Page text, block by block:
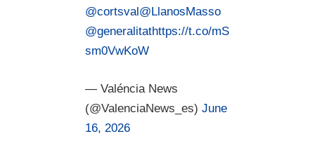
@cortsval @LlanosMasso
@generalitathttps://t.co/mS
sm0VwKoW
— Valéncia News
(@ValenciaNews_es) June
16, 2026